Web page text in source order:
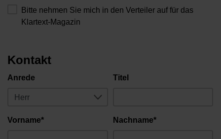
Bitte nehmen Sie mich in den Verteiler auf für das
Klartext-Magazin
Kontakt
Anrede Titel
Vorname* Nachname*